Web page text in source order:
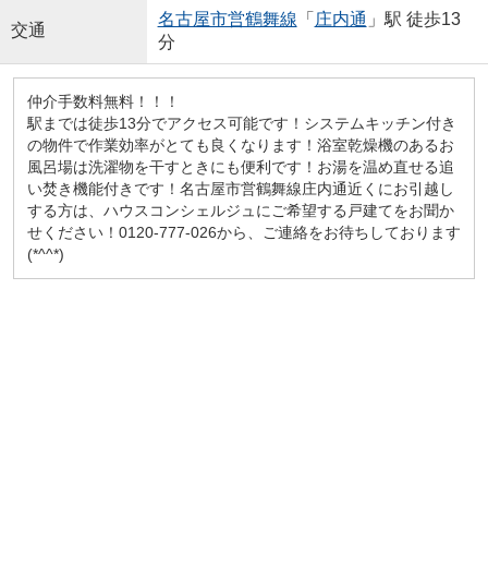
交通
名古屋市営鶴舞線 「 庄内通 」駅 徒歩13
分
仲介手数料無料！！！
駅までは徒歩13分でアクセス可能です！システムキッチン付き
の物件で作業効率がとても良くなります！浴室乾燥機のあるお
風呂場は洗濯物を干すときにも便利です！お湯を温め直せる追
い焚き機能付きです！名古屋市営鶴舞線庄内通近くにお引越し
する方は、ハウスコンシェルジュにご希望する戸建てをお聞か
せください！0120-777-026から、ご連絡をお待ちしております
(*^^*)